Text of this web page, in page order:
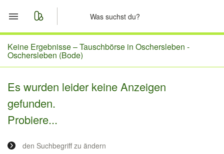
Start
Merkliste
Nachrichten
Anzeige aufgeben
Keine Ergebnisse –Tauschbörse in Oschersleben -
Oschersleben (Bode)
Es wurden leider keine Anzeigen
gefunden.
Probiere...
den Suchbegriff zu ändern